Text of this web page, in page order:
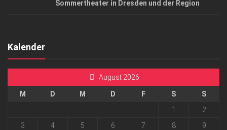
Sommertheater in Dresden und der Region
Kalender
August 2026
M D M D F S
S
1
2
3
4 5 6 7 8
9